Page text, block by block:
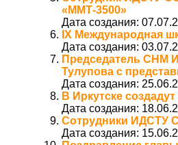
«ММТ-3500»
Дата создания:
IX Международная
Дата создания:
Председатель СНМ
Тулупова с
Дата создания:
В Иркутске
Дата создания:
Сотрудники ИДСТУ
Дата создания: